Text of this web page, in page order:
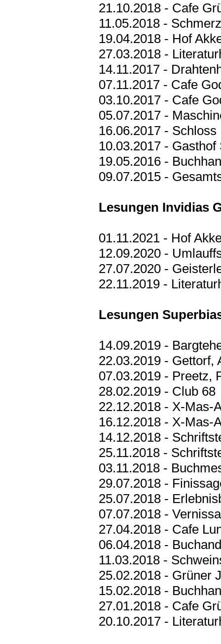
21.10.2018 - Cafe
11.05.2018 -
19.04.2018 - Hof
27.03.2018 -
14.11.2017 -
07.11.2017 - Cafe
03.10.2017 - Cafe
05.07.2017 -
16.06.2017 - Schloss
10.03.2017 -
19.05.2016 -
09.07.2015 -
Lesungen Invidias
01.11.2021 - Hof
12.09.2020 -
27.07.2020 -
22.11.2019 -
Lesungen
14.09.2019 -
22.03.2019 - Gettorf,
07.03.2019 - Preetz,
28.02.2019 - Club 68
22.12.2018 - X-Mas-
16.12.2018 - X-Mas-
14.12.2018 -
25.11.2018 -
03.11.2018 -
29.07.2018 -
25.07.2018 -
07.07.2018 -
27.04.2018 - Cafe
06.04.2018 -
11.03.2018 -
25.02.2018 - Grüner
15.02.2018 -
27.01.2018 - Cafe
20.10.2017 -